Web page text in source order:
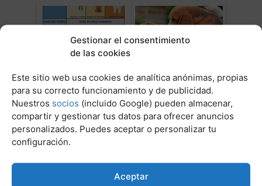
Gestionar el consentimiento
de las cookies
Este sitio web usa cookies de analítica anónimas, propias
para su correcto funcionamiento y de publicidad.
Nuestros socios (incluido Google) pueden almacenar,
compartir y gestionar tus datos para ofrecer anuncios
personalizados. Puedes aceptar o personalizar tu
configuración.
Aceptar
Años de perro en vida
humana
Mi perro esta esterilizado y
monta